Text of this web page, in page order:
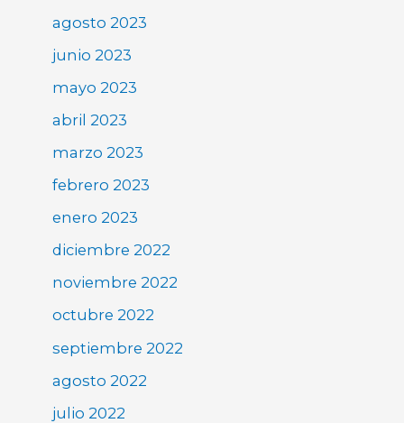
agosto 2023
junio 2023
mayo 2023
abril 2023
marzo 2023
febrero 2023
enero 2023
diciembre 2022
noviembre 2022
octubre 2022
septiembre 2022
agosto 2022
julio 2022